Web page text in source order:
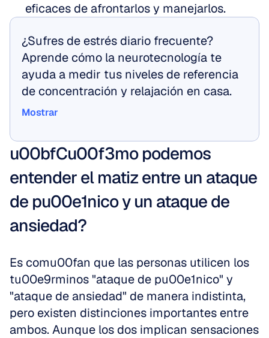
eficaces de afrontarlos y manejarlos.
¿Sufres de estrés diario frecuente?
Aprende cómo la neurotecnología te
ayuda a medir tus niveles de referencia
de concentración y relajación en casa.
Mostrar
u00bfCu00f3mo podemos
entender el matiz entre un ataque
de pu00e1nico y un ataque de
ansiedad?
Es comu00fan que las personas utilicen los
tu00e9rminos "ataque de pu00e1nico" y
"ataque de ansiedad" de manera indistinta,
pero existen distinciones importantes entre
ambos. Aunque los dos implican sensaciones